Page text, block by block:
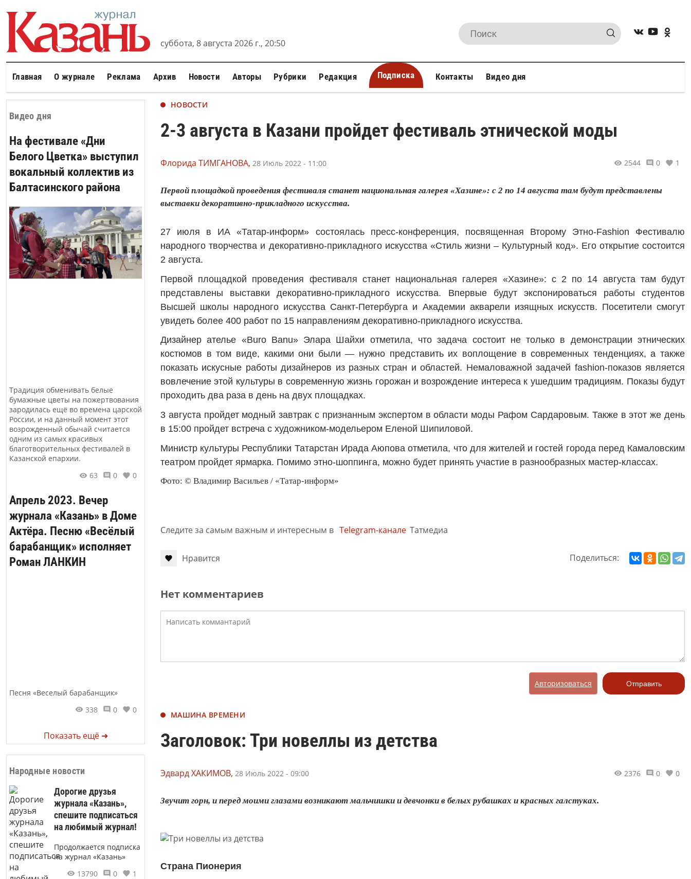
суббота, 8 августа 2026 г., 20:50
Главная О журнале Реклама Архив Новости Авторы Рубрики Редакция Подписка Контакты Видео дня
Видео дня
На фестивале «Дни
Белого Цветка» выступил
вокальный коллектив из
Балтасинского района
Традиция обменивать белые
бумажные цветы на пожертвования
зародилась ещё во времена царской
России, и на данный момент этот
возрожденный обычай считается
одним из самых красивых
благотворительных фестивалей в
Казанской епархии.
63
0 0
Апрель 2023. Вечер
журнала «Казань» в Доме
Актёра. Песню «Весёлый
барабанщик» исполняет
Роман ЛАНКИН
Песня «Веселый барабанщик»
338
0 0
Показать ещё ➜
Народные новости
Дорогие друзья
журнала «Казань»,
спешите подписаться
на любимый журнал!
Продолжается подписка
на журнал «Казань»
13790
0 1
НОВОСТИ
2-3 августа в Казани пройдет фестиваль этнической моды
Флорида ТИМГАНОВА, 28 Июль 2022 - 11:00 2544 0 1
Первой площадкой проведения фестиваля станет национальная галерея «Хазине»: с 2 по 14 августа там будут представлены
выставки декоративно-прикладного искусства.
27 июля в ИА «Татар-информ» состоялась пресс-конференция, посвященная Второму Этно-Fashion Фестивалю
народного творчества и декоративно-прикладного искусства «Стиль жизни – Культурный код». Его открытие состоится
2 августа.
Первой площадкой проведения фестиваля станет национальная галерея «Хазине»: с 2 по 14 августа там будут
представлены выставки декоративно-прикладного искусства. Впервые будут экспонироваться работы студентов
Высшей школы народного искусства Санкт-Петербурга и Академии акварели изящных искусств. Посетители смогут
увидеть более 400 работ по 15 направлениям декоративно-прикладного искусства.
Дизайнер ателье «Buro Banu» Элара Шайхи отметила, что задача состоит не только в демонстрации этнических
костюмов в том виде, какими они были — нужно представить их воплощение в современных тенденциях, а также
показать искусные работы дизайнеров из разных стран и областей. Немаловажной задачей fashion-показов является
вовлечение этой культуры в современную жизнь горожан и возрождение интереса к ушедшим традициям. Показы будут
проходить два раза в день на двух площадках.
3 августа пройдет модный завтрак с признанным экспертом в области моды Рафом Сардаровым. Также в этот же день
в 15:00 пройдет встреча с художником-модельером Еленой Шипиловой.
Министр культуры Республики Татарстан Ирада Аюпова отметила, что для жителей и гостей города перед Камаловским
театром пройдет ярмарка. Помимо этно-шоппинга, можно будет принять участие в разнообразных мастер-классах.
Фото: © Владимир Васильев / «Татар-информ»
Следите за самым важным и интересным в Telegram-канале Татмедиа
Нравится Поделиться:
Нет комментариев
Авторизоваться Отправить
МАШИНА ВРЕМЕНИ
Заголовок: Три новеллы из детства
Эдвард ХАКИМОВ, 28 Июль 2022 - 09:00 2376 0 0
Звучит горн, и перед моими глазами возникают мальчишки и девчонки в белых рубашках и красных галстуках.
Страна Пионерия